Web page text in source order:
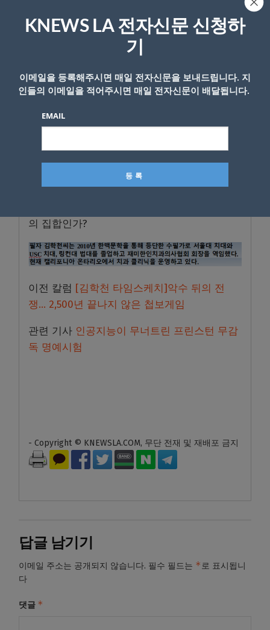
부들, 일본 어촌, 스페인 관개 조합은 강제 없이
도 수백 년간 공유 자원을 지켜왔다는 것을 말
기는 신뢰의 문화, 그리고 구성원 스스로 만든
규칙. 양심만으로도 부족하고, 강제만으로도 부
족하다. 신뢰가 살아있는 공동체, 그것이 핵심
오늘, 감독관이 돌아온 그 강의실에서 우리에게
던져지는 질문은 하나다. 우리는 여전히 서로를
의 집합인가?
이전 칼럼 [김학천 타임스케치]악수 뒤의 전
쟁… 2,500년 끝나지 않은 첩보게임
관련 기사 인공지능이 무너트린 프린스턴 무감
독 명예시험
- Copyright © KNEWSLA.COM, 무단 전재 및 재배포 금지
답글 남기기
이메일 주소는 공개되지 않습니다. 필수 필드는 *로 표시됩니
다
댓글 *
KNEWS LA 전자신문 신청하
기
이메일을 등록해주시면 매일 전자신문을 보내드립니다. 지
인들의 이메일을 적어주시면 매일 전자신문이 배달됩니다.
EMAIL